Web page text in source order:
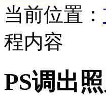
当前位置：
程内容
PS调出